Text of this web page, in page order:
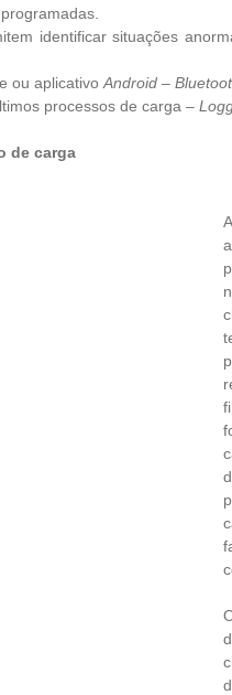
identificar situações
ou aplicativo Android –
processos de carga –
de carga